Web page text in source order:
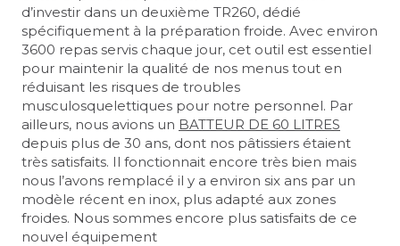
d’investir dans un deuxième TR260, dédié
spécifiquement à la préparation froide. Avec environ
3600 repas servis chaque jour, cet outil est essentiel
pour maintenir la qualité de nos menus tout en
réduisant les risques de troubles
musculosquelettiques pour notre personnel. Par
ailleurs, nous avions un BATTEUR DE 60 LITRES
depuis plus de 30 ans, dont nos pâtissiers étaient
très satisfaits. Il fonctionnait encore très bien mais
nous l’avons remplacé il y a environ six ans par un
modèle récent en inox, plus adapté aux zones
froides. Nous sommes encore plus satisfaits de ce
nouvel équipement
harmonieusement des techniques industrielles
internationales de pointe à un savoir-faire artisanal.
Un aspect particulièrement frappant est le
dévouement du Directeur de l'usine, un expert qui
non seulement comprend parfaitement chaque
étape de la production, mais connaît également
chaque employé par son prénom. En tant
qu'installateurs de cuisines professionnelles et
fabricants français d'étuves sur mesure et d'inox,
nous sommes fiers d'offrir à nos clients ce savoir-
faire authentiquement français.
étudiants d'observer et d'apprendre les processus
mécaniques, en complément des processus
manuels. Dans notre école, nous sommes fiers
d’utiliser 200BATTEURS MÉLANGEURSDito Sama.
LUC DEBOVE
DIRECTEUR DE L'ENSP – ÉCOLE
DUCASSE